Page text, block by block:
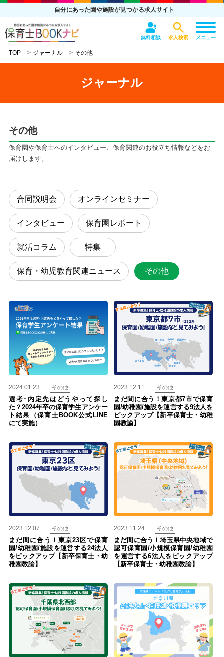
自分にあった園や施設が見つかる求人サイト
無料相談 求人検索 メニュー
TOP ジャーナル その他
ジャーナル
その他
保育園や保育士へのインタビュー、保育関連のお役立ち情報などをお
届けします。
合同説明会 オンラインセミナー
インタビュー 保育園レポート
就活コラム 特集
保育・幼児教育関連ニュース その他
2024.01.23 その他
選考･内定先はどうやって探し
た？2024年卒の保育学生アンケー
ト結果（保育士BOOK公式LINE
にて実施）
2023.12.11 その他
まだ間に合う！東京都7市で保育
園/幼稚園/施設を運営する9法人を
ピックアップ【新卒保育士・幼稚
園教諭】
2023.12.07 その他
まだ間に合う！東京23区で保育
園/幼稚園/施設を運営する24法人
をピックアップ【新卒保育士・幼
稚園教諭】
2023.11.24 その他
まだ間に合う！埼玉県中央地域で
認可保育園/小規模保育園/幼稚園
を運営する6法人をピックアップ
【新卒保育士・幼稚園教諭】